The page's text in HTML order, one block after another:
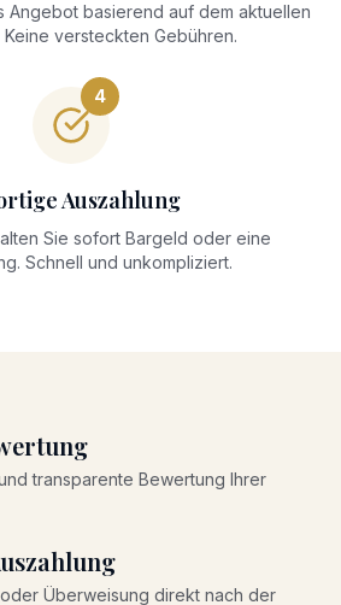
Angebot basierend auf dem aktuellen
versteckten Gebühren.
4
Auszahlung
Sie sofort Bargeld oder eine
Schnell und unkompliziert.
transparente Bewertung Ihrer
Überweisung direkt nach der